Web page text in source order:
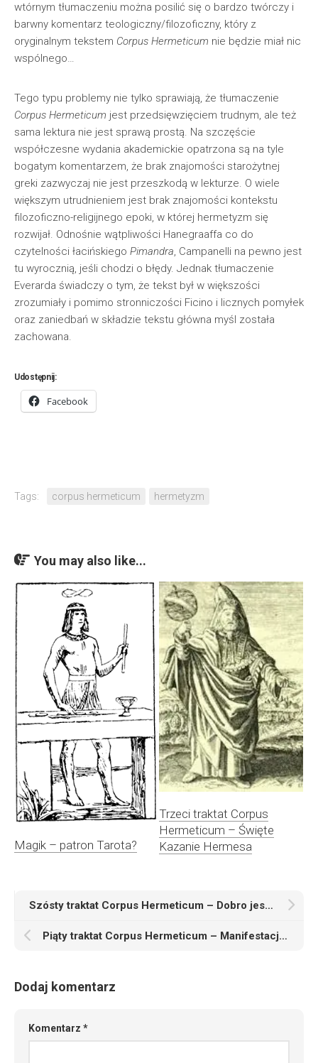
wtórnym tłumaczeniu można posilić się o bardzo twórczy i
barwny komentarz teologiczny/filozoficzny, który z
oryginalnym tekstem Corpus Hermeticum nie będzie miał nic
wspólnego…
Tego typu problemy nie tylko sprawiają, że tłumaczenie
Corpus Hermeticum jest przedsięwzięciem trudnym, ale też
sama lektura nie jest sprawą prostą. Na szczęście
współczesne wydania akademickie opatrzona są na tyle
bogatym komentarzem, że brak znajomości starożytnej
greki zazwyczaj nie jest przeszkodą w lekturze. O wiele
większym utrudnieniem jest brak znajomości kontekstu
filozoficzno-religijnego epoki, w której hermetyzm się
rozwijał. Odnośnie wątpliwości Hanegraaffa co do
czytelności łacińskiego Pimandra, Campanelli na pewno jest
tu wyrocznią, jeśli chodzi o błędy. Jednak tłumaczenie
Everarda świadczy o tym, że tekst był w większości
zrozumiały i pomimo stronniczości Ficino i licznych pomyłek
oraz zaniedbań w składzie tekstu główna myśl została
zachowana.
Udostępnij:
Facebook
Tags: corpus hermeticum hermetyzm
You may also like...
Magik – patron Tarota?
Trzeci traktat Corpus
Hermeticum – Święte
Kazanie Hermesa
Szósty traktat Corpus Hermeticum – Dobro jest jedynie w Bogu i nigdzie poza Nim
Piąty traktat Corpus Hermeticum – Manifestacja Niewidzialnego Boga
Dodaj komentarz
Komentarz *